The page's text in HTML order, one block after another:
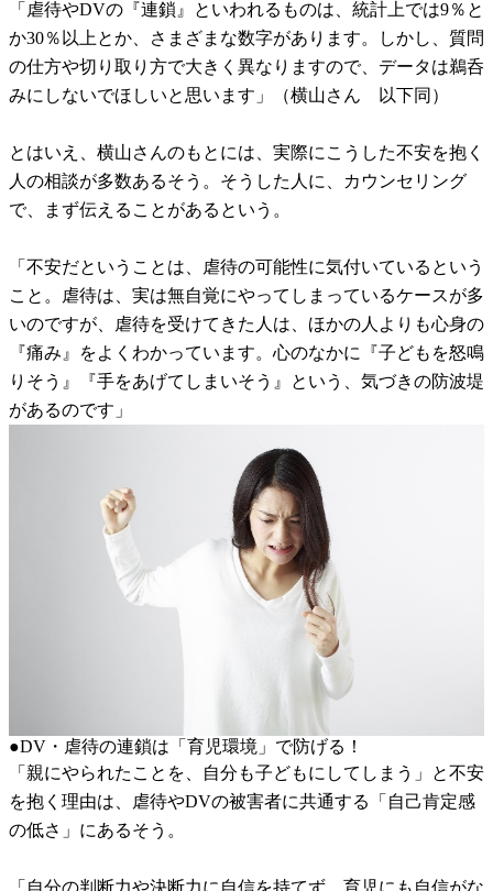
「虐待やDVの『連鎖』といわれるものは、統計上では9％と
か30％以上とか、さまざまな数字があります。しかし、質問
の仕方や切り取り方で大きく異なりますので、データは鵜呑
みにしないでほしいと思います」（横山さん 以下同）
とはいえ、横山さんのもとには、実際にこうした不安を抱く
人の相談が多数あるそう。そうした人に、カウンセリング
で、まず伝えることがあるという。
「不安だということは、虐待の可能性に気付いているという
こと。虐待は、実は無自覚にやってしまっているケースが多
いのですが、虐待を受けてきた人は、ほかの人よりも心身の
『痛み』をよくわかっています。心のなかに『子どもを怒鳴
りそう』『手をあげてしまいそう』という、気づきの防波堤
があるのです」
●DV・虐待の連鎖は「育児環境」で防げる！
「親にやられたことを、自分も子どもにしてしまう」と不安
を抱く理由は、虐待やDVの被害者に共通する「自己肯定感
の低さ」にあるそう。